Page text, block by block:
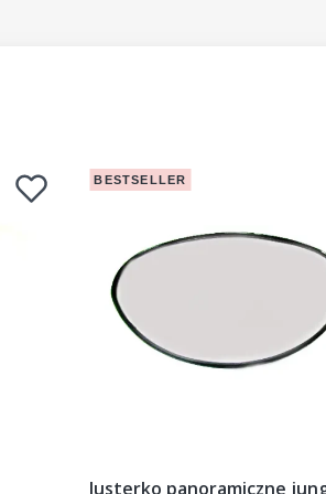
BESTSELLER
lusterko panoramiczne